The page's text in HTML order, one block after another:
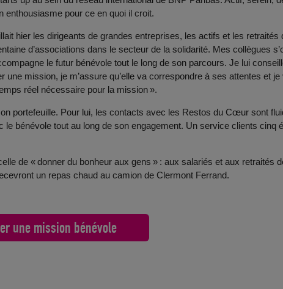
enthousiasme pour ce en quoi il croit.
hier les dirigeants de grandes entreprises, les actifs et les
d’associations dans le secteur de la solidarité. Mes collègues
le futur bénévole tout le long de son parcours. Je lui
mission, je m’assure qu’elle va correspondre à ses attentes et
réel nécessaire pour la mission ».
portefeuille. Pour lui, les contacts avec les Restos du Cœur sont
bénévole tout au long de son engagement. Un service clients cinq
de « donner du bonheur aux gens » : aux salariés et aux retraités
un repas chaud au camion de Clermont Ferrand.
une mission bénévole